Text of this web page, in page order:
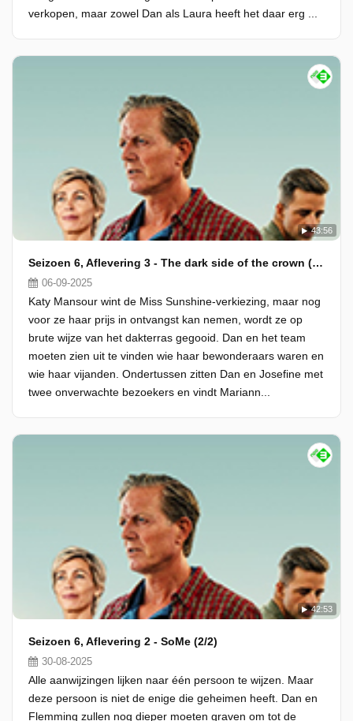
verkopen, maar zowel Dan als Laura heeft het daar erg ...
43:56
Seizoen 6, Aflevering 3 - The dark side of the crown (1/2)
06-09-2025
Katy Mansour wint de Miss Sunshine-verkiezing, maar nog
voor ze haar prijs in ontvangst kan nemen, wordt ze op
brute wijze van het dakterras gegooid. Dan en het team
moeten zien uit te vinden wie haar bewonderaars waren en
wie haar vijanden. Ondertussen zitten Dan en Josefine met
twee onverwachte bezoekers en vindt Mariann...
42:53
Seizoen 6, Aflevering 2 - SoMe (2/2)
30-08-2025
Alle aanwijzingen lijken naar één persoon te wijzen. Maar
deze persoon is niet de enige die geheimen heeft. Dan en
Flemming zullen nog dieper moeten graven om tot de